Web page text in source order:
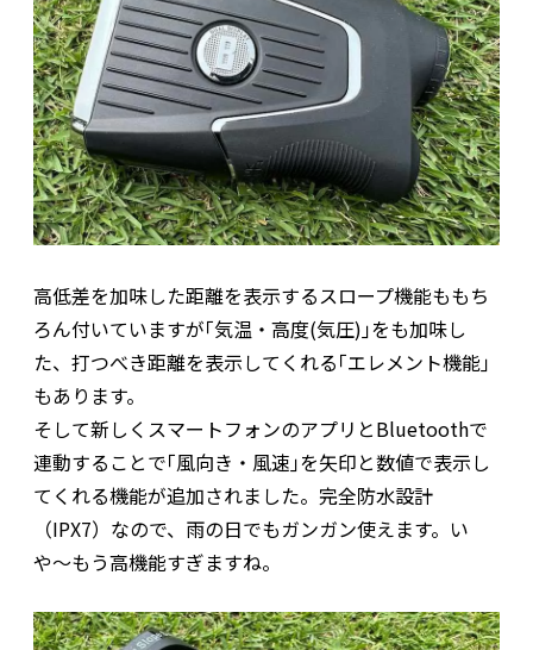
高低差を加味した距離を表示するスロープ機能ももち
ろん付いていますが｢気温・高度(気圧)｣をも加味し
た、打つべき距離を表示してくれる｢エレメント機能｣
もあります。
そして新しくスマートフォンのアプリとBluetoothで
連動することで｢風向き・風速｣を矢印と数値で表示し
てくれる機能が追加されました。完全防水設計
（IPX7）なので、雨の日でもガンガン使えます。い
や〜もう高機能すぎますね。